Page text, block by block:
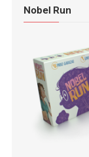
Nobel Run